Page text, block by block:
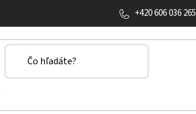
+420 606 036 265